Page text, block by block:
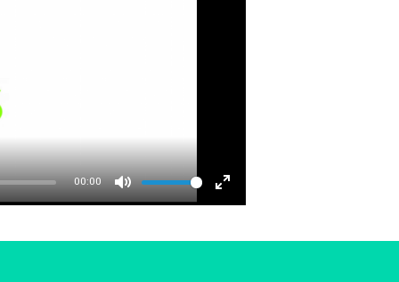
00:00
MUTE
ENTER